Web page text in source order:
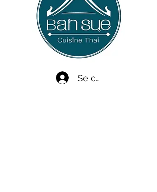
Se connecter